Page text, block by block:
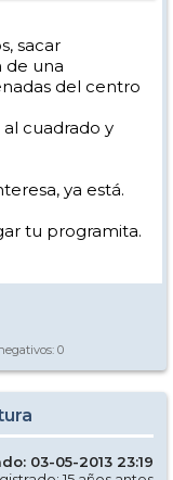
rápida para
eso preferí
se publican:
de HitMe tiene ya casi
rectas, pero en
De todos modos,
calcular los de los
de tener que
sacar
de una
del centro
cuadrado y
ya está.
tu programita.
0
03-05-2013 23:19